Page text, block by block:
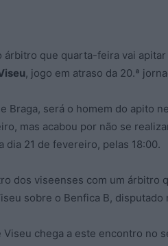
árbitro que quarta-feira vai
, jogo em atraso da 20.ª
Braga, será o homem do apito
mas acabou por não se
dia 21 de fevereiro, pelas 18:00.
dos viseenses com um árbitro
sobre o Benfica B, disputado
Viseu chega a este encontro no